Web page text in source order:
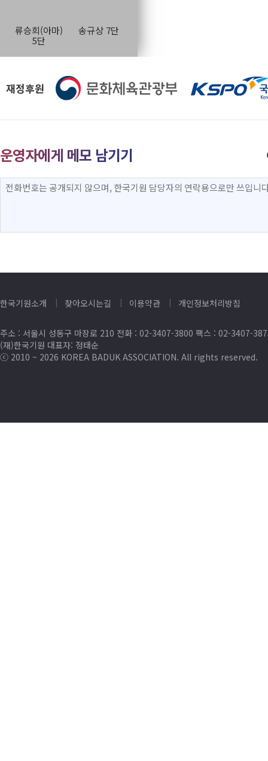
류승희(아마)
5단
송규상 7단
재정후원
운영자에게 메모 남기기
한국기원소개 찾아오시는길 이용약관 개인정보처리방침
주소 : 서울시 성동구 마장로 210 전화 : 02-3407-3800 팩스 : 02-3407-
(재)한국기원 대표자: 정태순
ⓒ 2010 ~ 2026 KOREA BADUK ASSOCIATION. All rights reserved.